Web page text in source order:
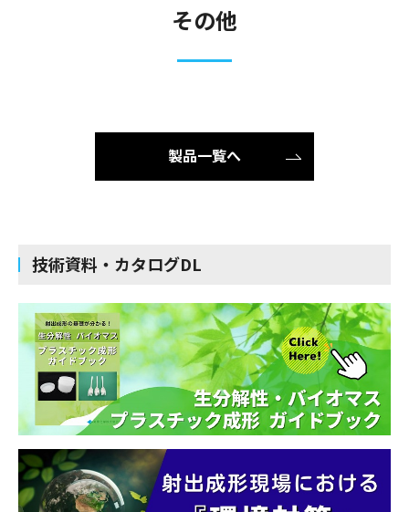
その他
製品一覧へ
技術資料・カタログDL